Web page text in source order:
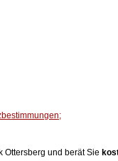
Ottersberg und berät Sie